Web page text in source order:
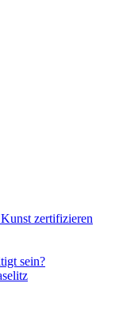
zertifizieren
sein?